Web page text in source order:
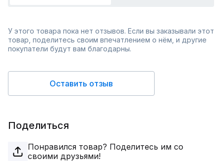
У этого товара пока нет отзывов. Если вы заказывали этот
товар, поделитесь своим впечатлением о нём, и другие
покупатели будут вам благодарны.
Оставить отзыв
Поделиться
Понравился товар? Поделитесь им со
своими друзьями!